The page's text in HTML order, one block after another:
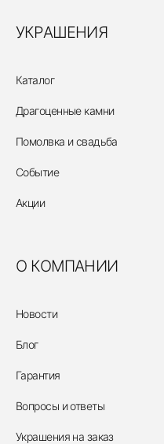
УКРАШЕНИЯ
Каталог
Драгоценные камни
Помолвка и свадьба
Событие
Акции
О КОМПАНИИ
Новости
Блог
Гарантия
Вопросы и ответы
Украшения на заказ